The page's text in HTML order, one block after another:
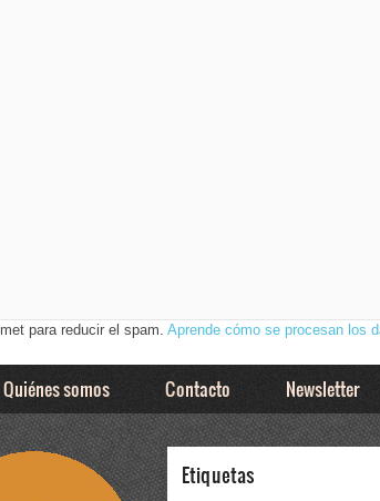
para reducir el spam. Aprende cómo se procesan los
Quiénes somos Contacto Newsletter
Etiquetas